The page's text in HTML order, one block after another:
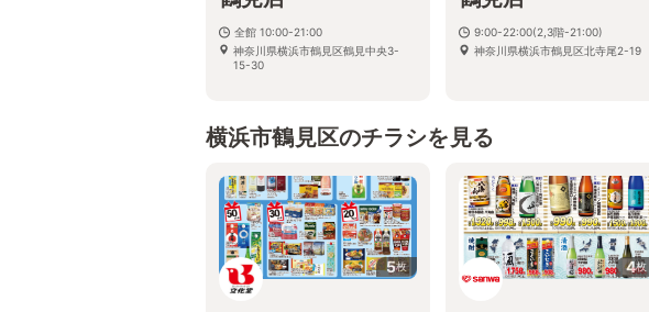
全館 10:00-21:00
神奈川県横浜市鶴見区鶴見中央3-
15-30
9:00-22:00(2,3階-21:00)
神奈川県横浜市鶴見区北寺尾2-19
横浜市鶴見区のチラシを見る
5枚 4枚